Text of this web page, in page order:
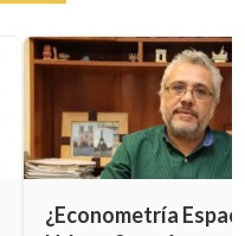
¿Econometría